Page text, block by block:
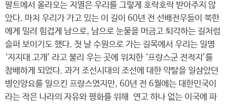
팔트에서 올라오는 지열은 우리를 그렇게 호락호락 받아주지 않
았다. 마치 우리가 가고 있는 이 길이 60년 전 선배전우들이 북한
에게 밀려 힘겹게 남으로, 남으로 눈물을 머금고 퇴각하는 길처럼
슬퍼 보이기도 했다. 첫 날 수원으로 가는 길목에서 우리는 일명
‘지지대 고개’ 라고 불리 우는 곳에 위치한 ‘프랑스군 전적지’를
참배하게 되었다. 과거 조선시대의 조선에 대한 약탈을 일삼았던
병인양요를 일으킨 프랑스였지만, 60년 전 6월에는 대한민국이
라는 작은 나라의 자유와 평화를 위해 연고 하나 없는 이국에 파